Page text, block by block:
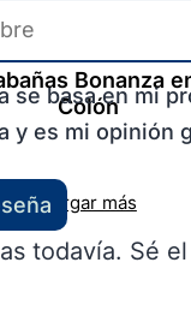
Bonanza
Colón
Cargar más
se basa en mi
y es mi opinión
todavía. Sé